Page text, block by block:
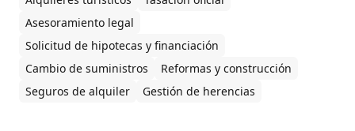
Asesoramiento legal
Solicitud de hipotecas y financiación
Cambio de suministros
Reformas y construcción
Seguros de alquiler
Gestión de herencias